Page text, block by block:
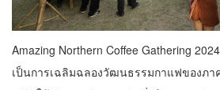
Amazing Northern Coffee Gathering
เป็นการเฉลิมฉลองวัฒนธรรมกาแฟของภา